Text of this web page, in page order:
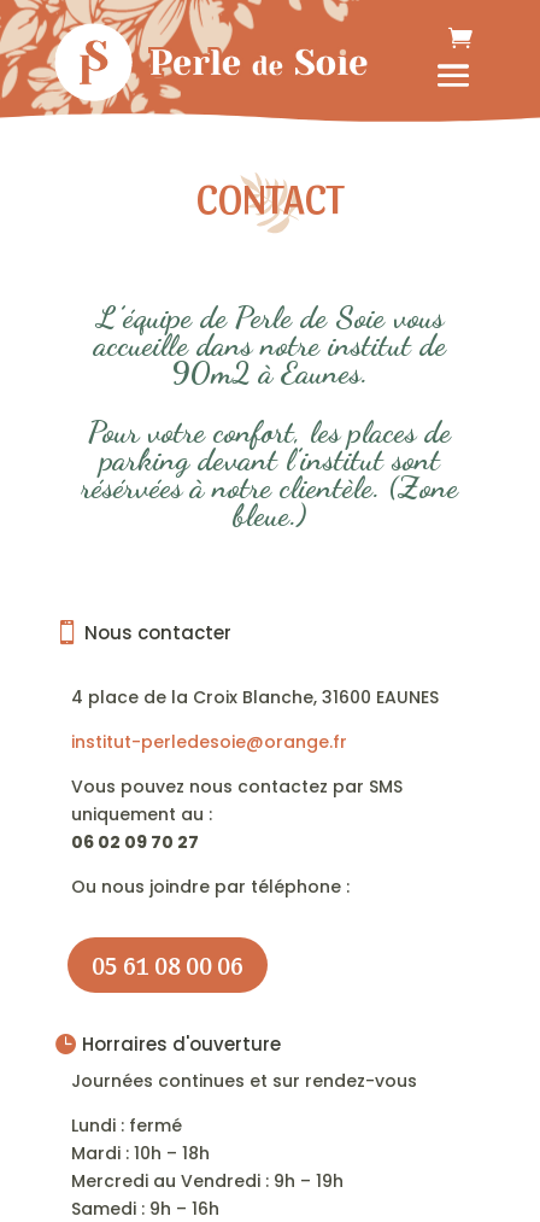
CONTACT
L’équipe de Perle de Soie vous
accueille dans notre institut de
90m2 à Eaunes.
Pour votre confort, les places de
parking devant l’institut sont
résérvées à notre clientèle. (Zone
bleue.)
 Nous contacter
4 place de la Croix Blanche,31600 EAUNES
institut-perledesoie@orange.fr
Vous pouvez nous contactez par SMS
uniquement au :
06 02 09 70 27
Ou nous joindre par téléphone :
05 61 08 00 06
 Horraires d'ouverture
Journées continues et sur rendez-vous
Lundi : fermé
Mardi : 10h – 18h
Mercredi au Vendredi : 9h – 19h
Samedi : 9h – 16h